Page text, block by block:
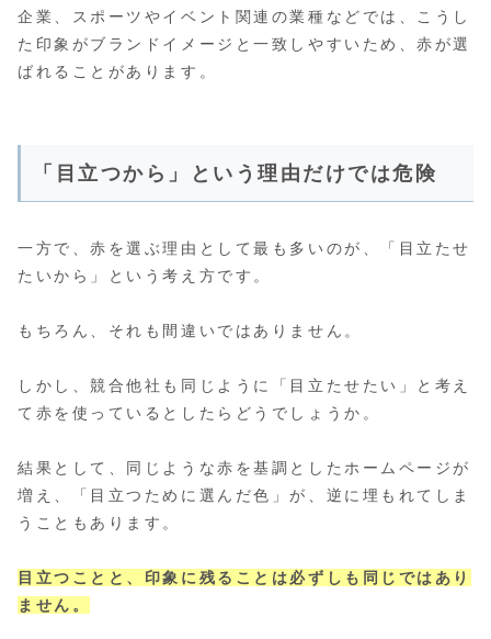
企業、スポーツやイベント関連の業種などでは、こうし
た印象がブランドイメージと一致しやすいため、赤が選
ばれることがあります。
「目立つから」という理由だけでは危険
一方で、赤を選ぶ理由として最も多いのが、「目立たせ
たいから」という考え方です。
もちろん、それも間違いではありません。
しかし、競合他社も同じように「目立たせたい」と考え
て赤を使っているとしたらどうでしょうか。
結果として、同じような赤を基調としたホームページが
増え、「目立つために選んだ色」が、逆に埋もれてしま
うこともあります。
目立つことと、印象に残ることは必ずしも同じではあり
ません。